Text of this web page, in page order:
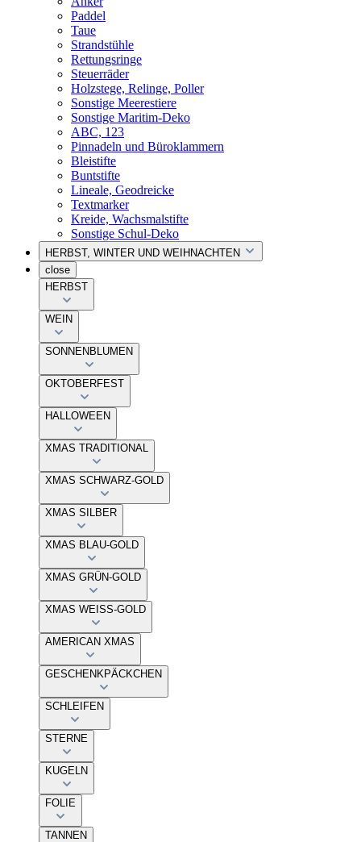
Paddel
Taue
Strandstühle
Rettungsringe
Steuerräder
Holzstege, Relinge, Poller
Sonstige Meerestiere
Sonstige Maritim-Deko
ABC, 123
Pinnadeln und Büroklammern
Bleistifte
Buntstifte
Lineale, Geodreicke
Textmarker
Kreide, Wachsmalstifte
Sonstige Schul-Deko
HERBST, WINTER UND WEIHNACHTEN
close
HERBST
WEIN
SONNENBLUMEN
OKTOBERFEST
HALLOWEEN
XMAS TRADITIONAL
XMAS SCHWARZ-GOLD
XMAS SILBER
XMAS BLAU-GOLD
XMAS GRÜN-GOLD
XMAS WEISS-GOLD
AMERICAN XMAS
GESCHENKPÄCKCHEN
SCHLEIFEN
STERNE
KUGELN
FOLIE
TANNEN